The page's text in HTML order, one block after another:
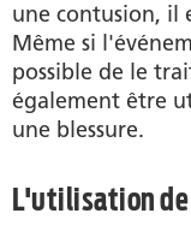
une contusion, il
Même si
possible de le
également être
une blessure.
L'utilisation